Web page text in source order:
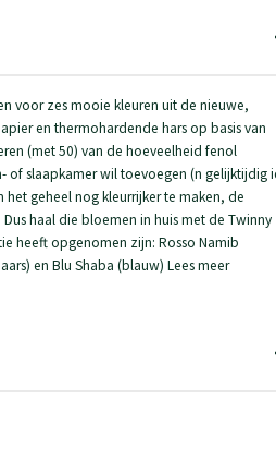
voor zes mooie kleuren uit de nieuwe,
en thermohardende hars op basis van
(met 50) van de hoeveelheid fenol
of slaapkamer wil toevoegen (n gelijktijdig
geheel nog kleurrijker te maken, de
haal die bloemen in huis met de Twinny
heeft opgenomen zijn: Rosso Namib
en Blu Shaba (blauw) Lees meer